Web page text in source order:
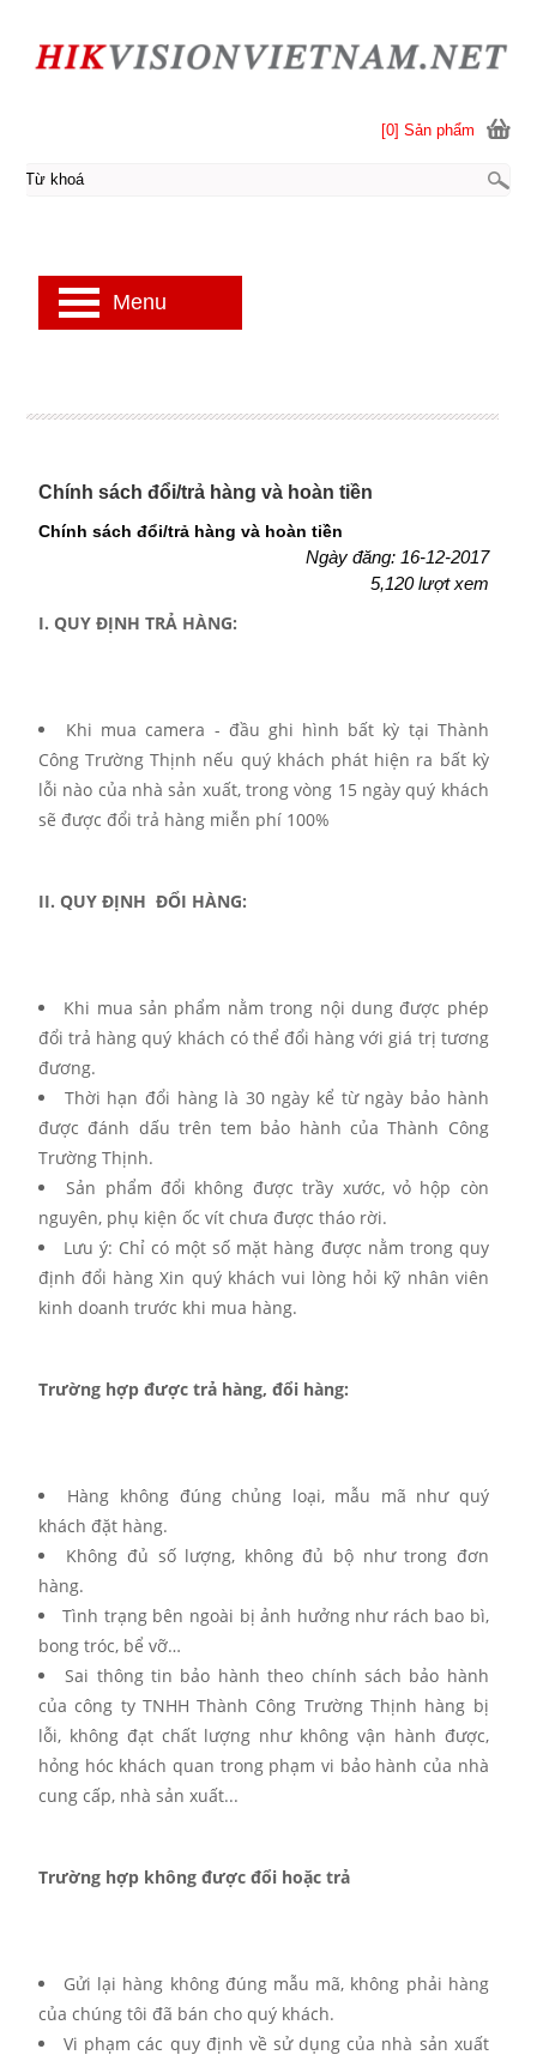
Chính sách đổi/trả hàng và hoàn tiền
Chính sách đổi/trả hàng và hoàn tiền
Ngày đăng: 16-12-2017
5,120 lượt xem
I. QUY ĐỊNH TRẢ HÀNG:
Khi mua camera - đầu ghi hình bất kỳ tại Thành
Công Trường Thịnh nếu quý khách phát hiện ra bất kỳ
lỗi nào của nhà sản xuất, trong vòng 15 ngày quý khách
sẽ được đổi trả hàng miễn phí 100%
II. QUY ĐỊNH ĐỔI HÀNG:
Khi mua sản phẩm nằm trong nội dung được phép
đổi trả hàng quý khách có thể đổi hàng với giá trị tương
đương.
Thời hạn đổi hàng là 30 ngày kể từ ngày bảo hành
được đánh dấu trên tem bảo hành của Thành Công
Trường Thịnh.
Sản phẩm đổi không được trầy xước, vỏ hộp còn
nguyên, phụ kiện ốc vít chưa được tháo rời.
Lưu ý: Chỉ có một số mặt hàng được nằm trong quy
định đổi hàng Xin quý khách vui lòng hỏi kỹ nhân viên
kinh doanh trước khi mua hàng.
Trường hợp được trả hàng, đổi hàng:
Hàng không đúng chủng loại, mẫu mã như quý
khách đặt hàng.
Không đủ số lượng, không đủ bộ như trong đơn
hàng.
Tình trạng bên ngoài bị ảnh hưởng như rách bao bì,
bong tróc, bể vỡ…
Sai thông tin bảo hành theo chính sách bảo hành
của công ty TNHH Thành Công Trường Thịnh hàng bị
lỗi, không đạt chất lượng như không vận hành được,
hỏng hóc khách quan trong phạm vi bảo hành của nhà
cung cấp, nhà sản xuất...
Trường hợp không được đổi hoặc trả
Gửi lại hàng không đúng mẫu mã, không phải hàng
của chúng tôi đã bán cho quý khách.
Vi phạm các quy định về sử dụng của nhà sản xuất
[0] Sản phẩm
Menu